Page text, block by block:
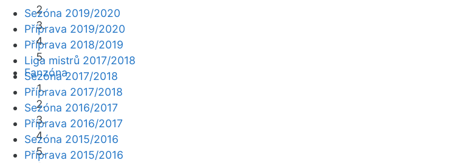
Fanzóna
Sezóna 2019/2020
Příprava 2019/2020
Příprava 2018/2019
Liga mistrů 2017/2018
Sezóna 2017/2018
Příprava 2017/2018
Sezóna 2016/2017
Příprava 2016/2017
Sezóna 2015/2016
Příprava 2015/2016